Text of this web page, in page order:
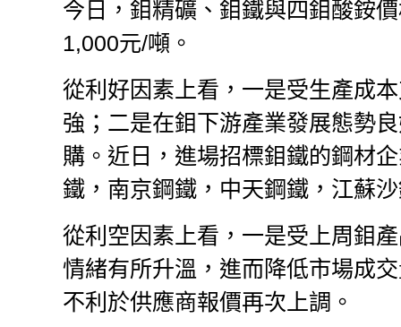
今日，鉬精礦、鉬鐵與四鉬酸銨
1,000元/噸。
從利好因素上看，一是受生產成
強；二是在鉬下游產業發展態勢
購。近日，進場招標鉬鐵的鋼材
鐵，南京鋼鐵，中天鋼鐵，江蘇
從利空因素上看，一是受上周鉬
情緒有所升溫，進而降低市場成
不利於供應商報價再次上調。